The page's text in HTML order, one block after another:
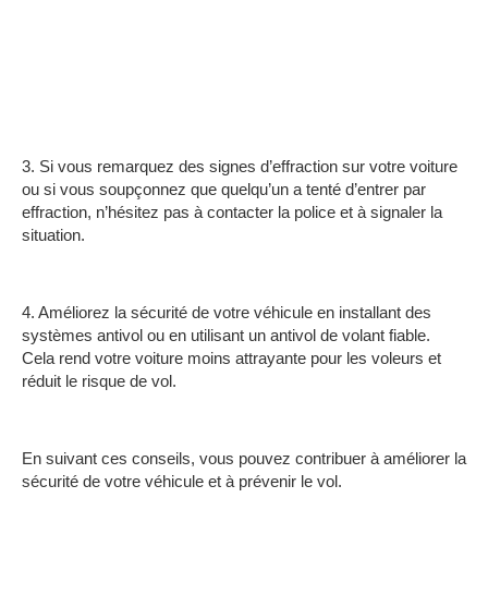
3. Si vous remarquez des signes d’effraction sur votre voiture
ou si vous soupçonnez que quelqu’un a tenté d’entrer par
effraction, n’hésitez pas à contacter la police et à signaler la
situation.
4. Améliorez la sécurité de votre véhicule en installant des
systèmes antivol ou en utilisant un antivol de volant fiable.
Cela rend votre voiture moins attrayante pour les voleurs et
réduit le risque de vol.
En suivant ces conseils, vous pouvez contribuer à améliorer la
sécurité de votre véhicule et à prévenir le vol.